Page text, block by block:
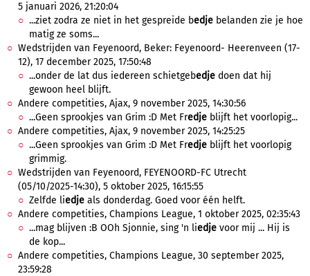
5 januari 2026, 21:20:04
...ziet zodra ze niet in het gespreide bedje belanden zie je hoe
matig ze soms...
Wedstrijden van Feyenoord, Beker: Feyenoord- Heerenveen (17-
12), 17 december 2025, 17:50:48
...onder de lat dus iedereen schietgebedje doen dat hij
gewoon heel blijft.
Andere competities, Ajax, 9 november 2025, 14:30:56
...Geen sprookjes van Grim :D Met Fredje blijft het voorlopig...
Andere competities, Ajax, 9 november 2025, 14:25:25
...Geen sprookjes van Grim :D Met Fredje blijft het voorlopig
grimmig.
Wedstrijden van Feyenoord, FEYENOORD-FC Utrecht
(05/10/2025-14:30), 5 oktober 2025, 16:15:55
Zelfde liedje als donderdag. Goed voor één helft.
Andere competities, Champions League, 1 oktober 2025, 02:35:43
...mag blijven :B OOh Sjonnie, sing 'n liedje voor mij ... Hij is
de kop...
Andere competities, Champions League, 30 september 2025,
23:59:28